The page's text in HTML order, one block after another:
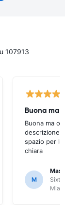
107913
Buona ma
Buona ma
descrizione
spazio per
chiara
M
Sixt